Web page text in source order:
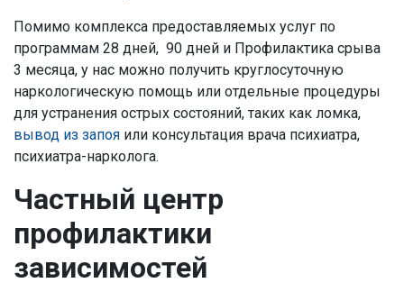
Помимо комплекса предоставляемых услуг по
программам 28 дней, 90 дней и Профилактика срыва
3 месяца, у нас можно получить круглосуточную
наркологическую помощь или отдельные процедуры
для устранения острых состояний, таких как ломка,
вывод из запоя или консультация врача психиатра,
психиатра-нарколога.
Частный центр
профилактики
зависимостей